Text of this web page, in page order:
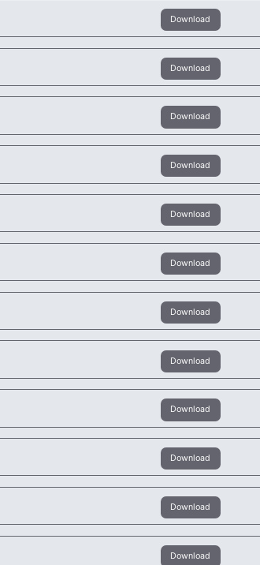
Download
Download
Download
Download
Download
Download
Download
Download
Download
Download
Download
Download